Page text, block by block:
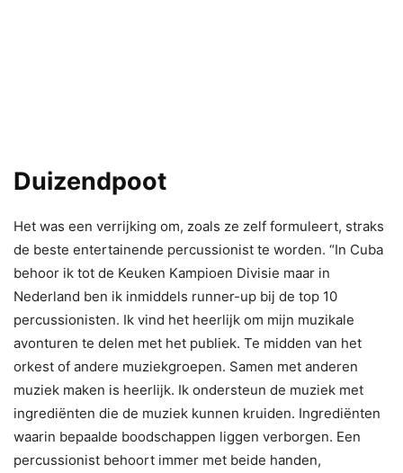
Duizendpoot
Het was een verrijking om, zoals ze zelf formuleert, straks
de beste entertainende percussionist te worden. “In Cuba
behoor ik tot de Keuken Kampioen Divisie maar in
Nederland ben ik inmiddels runner-up bij de top 10
percussionisten. Ik vind het heerlijk om mijn muzikale
avonturen te delen met het publiek. Te midden van het
orkest of andere muziekgroepen. Samen met anderen
muziek maken is heerlijk. Ik ondersteun de muziek met
ingrediënten die de muziek kunnen kruiden. Ingrediënten
waarin bepaalde boodschappen liggen verborgen. Een
percussionist behoort immer met beide handen,